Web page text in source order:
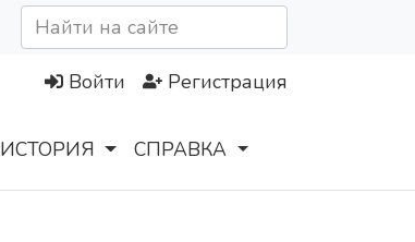
Войти Регистрация
ИСТОРИЯ СПРАВКА